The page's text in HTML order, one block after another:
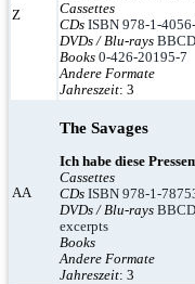
Z
Cassettes
CDs ISBN 978-1-
DVDs / Blu-rays
Books 0-426-20195-7
Andere Formate
Jahreszeit: 3
AA
The Savages
Ich habe diese
Cassettes
CDs ISBN 978-1-
DVDs / Blu-rays
excerpts
Books
Andere Formate
Jahreszeit: 3